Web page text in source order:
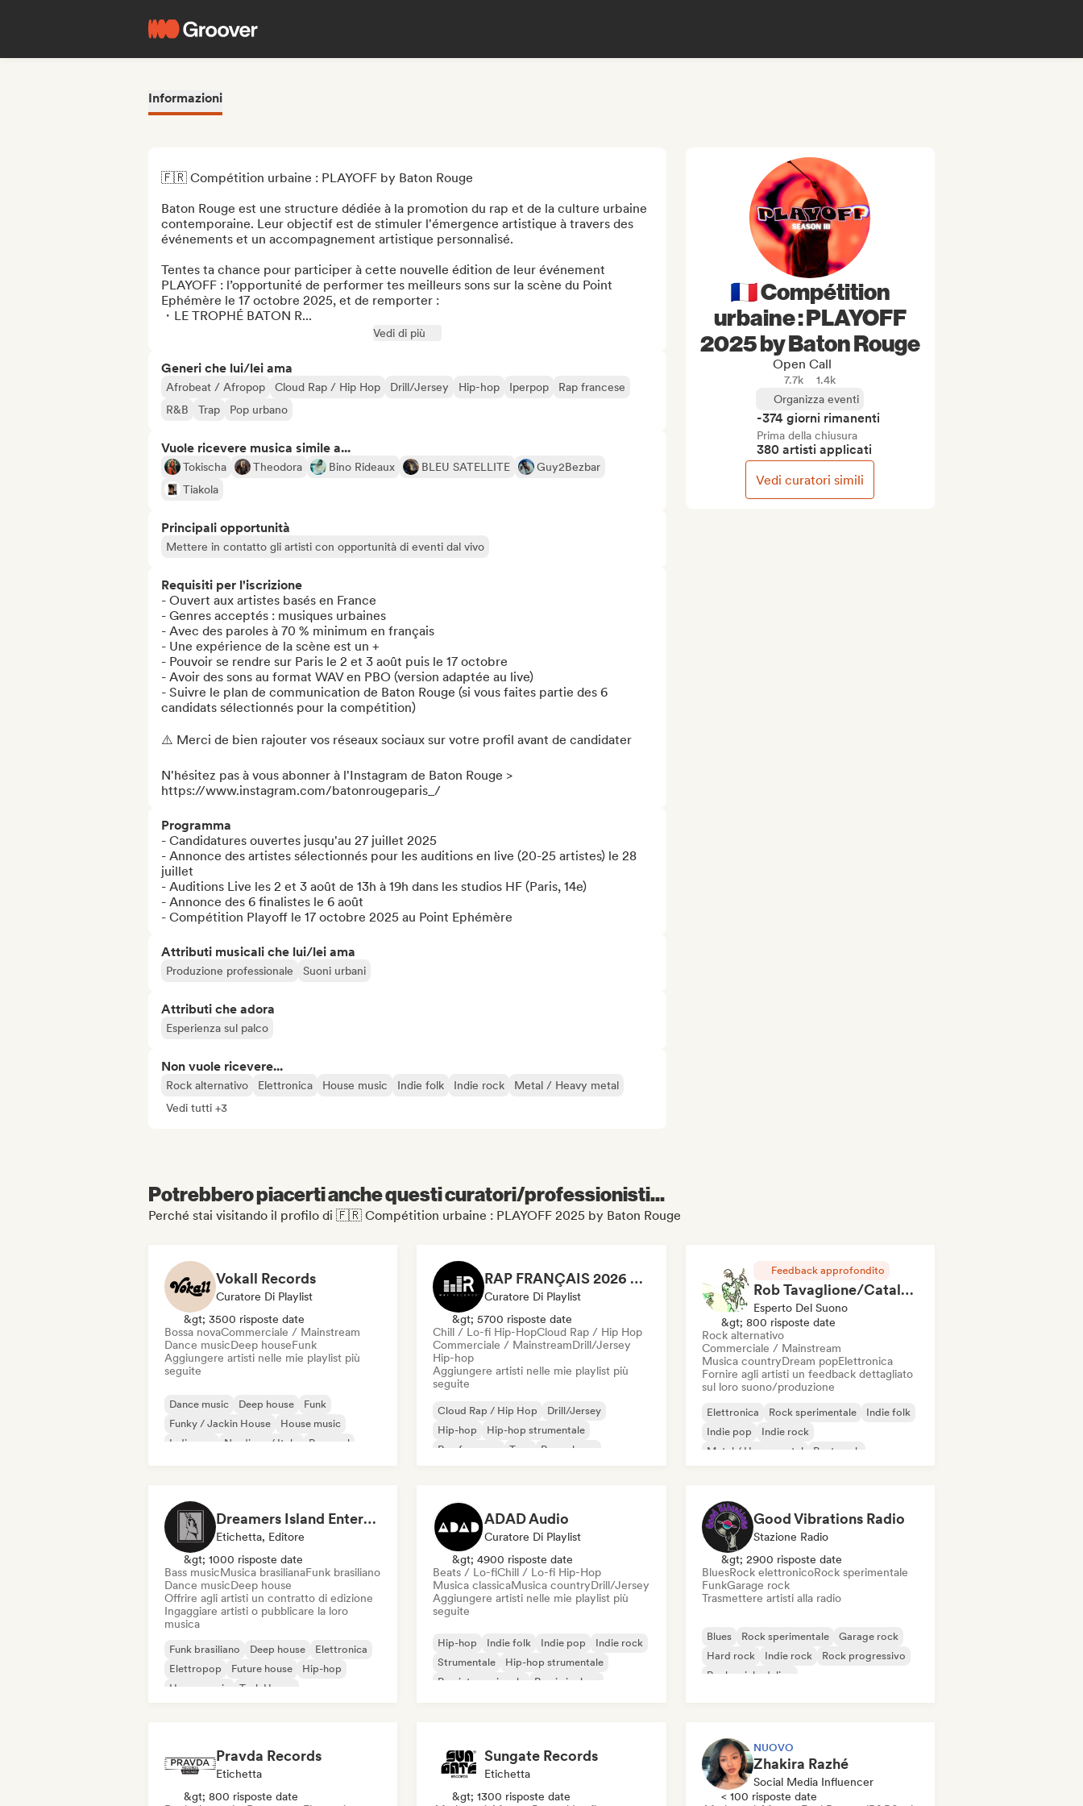
Informazioni
🇫🇷 Compétition urbaine : PLAYOFF by Baton Rouge
Baton Rouge est une structure dédiée à la promotion du rap et de la culture urbaine
contemporaine. Leur objectif est de stimuler l'émergence artistique à travers des
événements et un accompagnement artistique personnalisé.
Tentes ta chance pour participer à cette nouvelle édition de leur événement
PLAYOFF : l’opportunité de performer tes meilleurs sons sur la scène du Point
Ephémère le 17 octobre 2025, et de remporter :
・LE TROPHÉ BATON R...
Vedi di più
Generi che lui/lei ama
Afrobeat / Afropop Cloud Rap / Hip Hop Drill/Jersey Hip-hop Iperpop
Rap francese
R&B
Trap Pop urbano
Vuole ricevere musica simile a...
Tokischa Theodora Bino Rideaux BLEU SATELLITE
Guy2Bezbar
Tiakola
Principali opportunità
Mettere in contatto gli artisti con opportunità di eventi dal vivo
Requisiti per l'iscrizione
- Ouvert aux artistes basés en France
- Genres acceptés : musiques urbaines
- Avec des paroles à 70 % minimum en français
- Une expérience de la scène est un +
- Pouvoir se rendre sur Paris le 2 et 3 août puis le 17 octobre
- Avoir des sons au format WAV en PBO (version adaptée au live)
- Suivre le plan de communication de Baton Rouge (si vous faites partie des 6
candidats sélectionnés pour la compétition)
⚠️ Merci de bien rajouter vos réseaux sociaux sur votre profil avant de candidater
N'hésitez pas à vous abonner à l'Instagram de Baton Rouge >
https://www.instagram.com/batonrougeparis_/
Programma
- Candidatures ouvertes jusqu'au 27 juillet 2025
- Annonce des artistes sélectionnés pour les auditions en live (20-25 artistes) le 28
juillet
- Auditions Live les 2 et 3 août de 13h à 19h dans les studios HF (Paris, 14e)
- Annonce des 6 finalistes le 6 août
- Compétition Playoff le 17 octobre 2025 au Point Ephémère
Attributi musicali che lui/lei ama
Produzione professionale Suoni urbani
Attributi che adora
Esperienza sul palco
Non vuole ricevere...
Rock alternativo Elettronica House music Indie folk Indie rock
Metal / Heavy metal
Vedi tutti +3
🇫🇷 Compétition
urbaine : PLAYOFF
2025 by Baton Rouge
Open Call
7.7k
1.4k
Organizza eventi
-374 giorni rimanenti
Prima della chiusura
380 artisti applicati
Vedi curatori simili
Potrebbero piacerti anche questi curatori/professionisti...
Perché stai visitando il profilo di 🇫🇷 Compétition urbaine : PLAYOFF 2025 by Baton Rouge
Vokall Records
Curatore Di Playlist
&gt; 3500 risposte date
Bossa novaCommerciale / Mainstream
Dance musicDeep houseFunk
Aggiungere artisti nelle mie playlist più
seguite
Dance music Deep house
Funk
Funky / Jackin House
House music
Indie pop
Nu-disco / Italo Pop soul
RAP FRANÇAIS 2026 🔥🇫🇷 (Way Records)
Curatore Di Playlist
&gt; 5700 risposte date
Chill / Lo-fi Hip-HopCloud Rap / Hip Hop
Commerciale / MainstreamDrill/Jersey
Hip-hop
Aggiungere artisti nelle mie playlist più
seguite
Cloud Rap / Hip Hop
Drill/Jersey
Hip-hop
Hip-hop strumentale
Rap francese
Trap
Pop urbano
Feedback approfondito
Rob Tavaglione/Catalyst Recording
Esperto Del Suono
&gt; 800 risposte date
Rock alternativo
Commerciale / Mainstream
Musica countryDream popElettronica
Fornire agli artisti un feedback dettagliato
sul loro suono/produzione
Elettronica Rock sperimentale
Indie folk
Indie pop
Indie rock
Metal / Heavy metal
Post punk
Dreamers Island Entertainment
Etichetta, Editore
&gt; 1000 risposte date
Bass musicMusica brasilianaFunk brasiliano
Dance musicDeep house
Offrire agli artisti un contratto di edizione
Ingaggiare artisti o pubblicare la loro
musica
Funk brasiliano Deep house
Elettronica
Elettropop
Future house
Hip-hop
House music
Tech House
ADAD Audio
Curatore Di Playlist
&gt; 4900 risposte date
Beats / Lo-fiChill / Lo-fi Hip-Hop
Musica classicaMusica countryDrill/Jersey
Aggiungere artisti nelle mie playlist più
seguite
Hip-hop Indie folk Indie pop
Indie rock
Strumentale
Hip-hop strumentale
Rap internazionale
Rap in inglese
Good Vibrations Radio
Stazione Radio
&gt; 2900 risposte date
BluesRock elettronicoRock sperimentale
FunkGarage rock
Trasmettere artisti alla radio
Blues Rock sperimentale
Garage rock
Hard rock
Indie rock
Rock progressivo
Rock psichedelico
Pravda Records
Etichetta
&gt; 800 risposte date
Sungate Records
Etichetta
&gt; 1300 risposte date
NUOVO
Zhakira Razhé
Social Media Influencer
< 100 risposte date